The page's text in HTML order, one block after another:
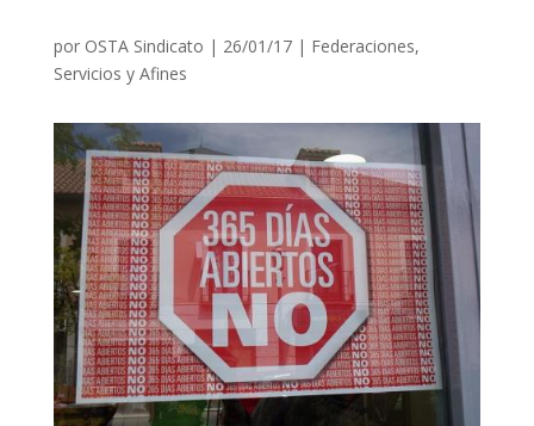
por OSTA Sindicato | 26/01/17| Federaciones,
Servicios y Afines